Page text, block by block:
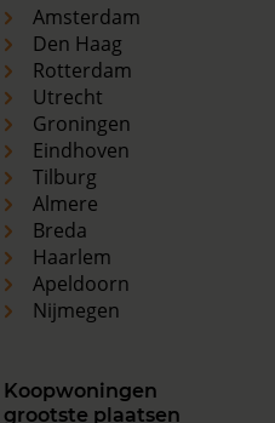
Amsterdam
Den Haag
Rotterdam
Utrecht
Groningen
Eindhoven
Tilburg
Almere
Breda
Haarlem
Apeldoorn
Nijmegen
Koopwoningen
grootste plaatsen